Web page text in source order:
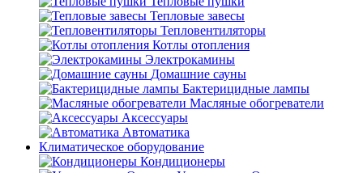
Тепловые завесы
Тепловентиляторы
Котлы отопления
Электрокамины
Домашние сауны
Бактерицидные лампы
Масляные обогреватели
Аксессуары
Автоматика
Климатическое оборудование
Кондиционеры